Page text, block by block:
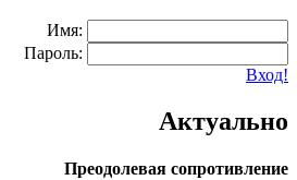
Имя:
Пароль:
Вход!
Актуально
Преодолевая сопротивление